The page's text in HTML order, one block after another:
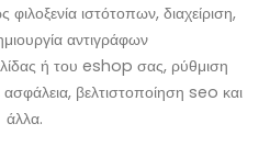
ιστότοπων, διαχείριση,
αντιγράφων
ή του eshop σας, ρύθμιση
βελτιστοποίηση seo και
άλλα.